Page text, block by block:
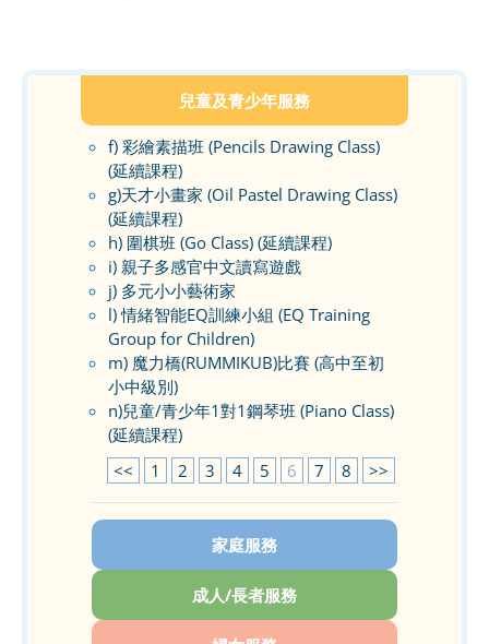
兒童及青少年服務
f) 彩繪素描班 (Pencils Drawing Class)
(延續課程)
g)天才小畫家 (Oil Pastel Drawing Class)
(延續課程)
h) 圍棋班 (Go Class) (延續課程)
i) 親子多感官中文讀寫遊戲
j) 多元小小藝術家
l) 情緒智能EQ訓練小組 (EQ Training
Group for Children)
m) 魔力橋(RUMMIKUB)比賽 (高中至初
小中級別)
n)兒童/青少年1對1鋼琴班 (Piano Class)
(延續課程)
<<
1 2 3 4 5 6 7 8 >>
家庭服務
成人/長者服務